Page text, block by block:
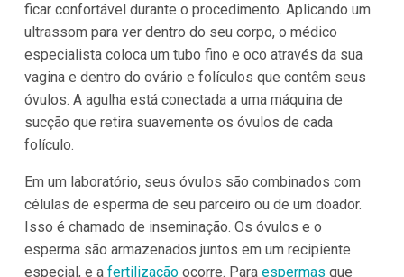
ficar confortável durante o procedimento. Aplicando um
ultrassom para ver dentro do seu corpo, o médico
especialista coloca um tubo fino e oco através da sua
vagina e dentro do ovário e folículos que contêm seus
óvulos. A agulha está conectada a uma máquina de
sucção que retira suavemente os óvulos de cada
folículo.
Em um laboratório, seus óvulos são combinados com
células de esperma de seu parceiro ou de um doador.
Isso é chamado de inseminação. Os óvulos e o
esperma são armazenados juntos em um recipiente
especial, e a fertilizaçãoocorre. Para espermas que